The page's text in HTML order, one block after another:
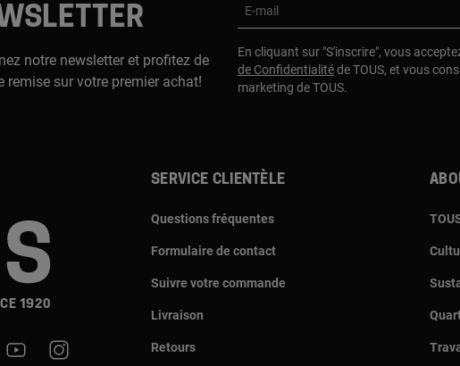
notre newsletter et profitez de
remise sur votre premier achat!
E-mail
En cliquant sur "S'inscrire", vous
de Confidentialitéde TOUS, et vous
marketing de TOUS.
1920
Service clientèle
Questions fréquentes
Formulaire de contact
Suivre votre commande
Livraison
Retours